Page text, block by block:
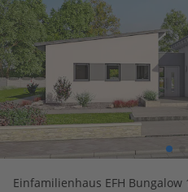
Einfamilienhaus EFH Bungalow